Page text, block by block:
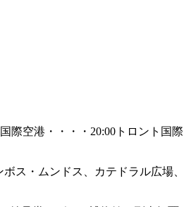
際空港・・・・20:00トロント国際
ス・ムンドス、カテドラル広場、